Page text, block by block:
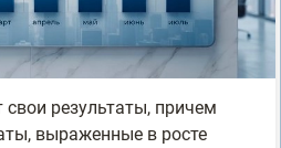
результаты, причем
выраженные в росте